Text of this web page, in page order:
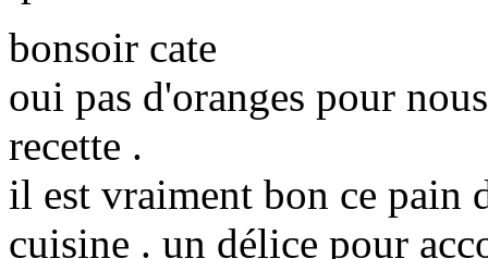
bonsoir cate
oui pas d'oranges pour
recette .
il est vraiment bon ce pain
cuisine . un délice pour